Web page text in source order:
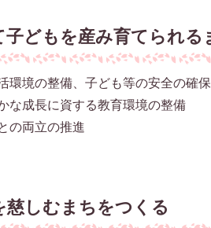
子どもを産み育てられる
環境の整備、子ども等の安全の確保
な成長に資する教育環境の整備
の両立の推進
慈しむまちをつくる